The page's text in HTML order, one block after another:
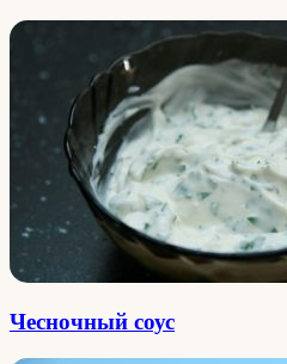
Чесночный соус